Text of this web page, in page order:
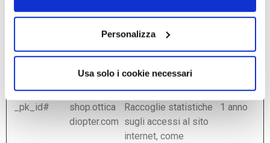
Personalizza
Usa solo i cookie necessari
trasmettendo informazioni in forma anonima.
massima
_pk_id#
shop.ottica
diopter.com
Raccoglie statistiche
sugli accessi al sito
internet, come
1 anno